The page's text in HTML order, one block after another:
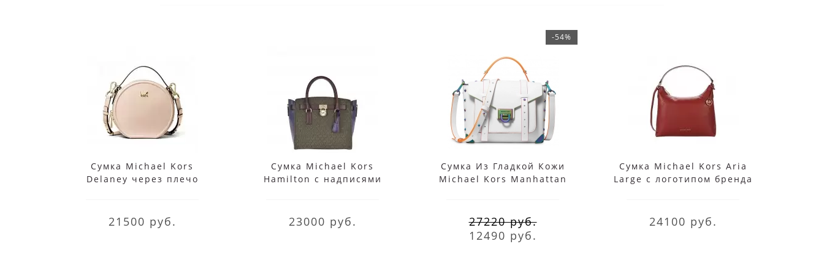
Сумка Michael Kors
Delaney через плечо
21500 руб.
Сумка Michael Kors
Hamilton с надписями
23000 руб.
-54%
Сумка Из Гладкой Кожи
Michael Kors Manhattan
27220 руб.
12490 руб.
Сумка Michael Kors Aria
Large с логотипом бренда
24100 руб.